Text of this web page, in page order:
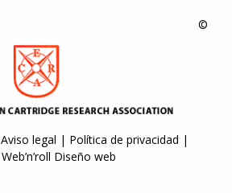
©
Aviso legal | Política de privacidad |
Web’n’roll Diseño web